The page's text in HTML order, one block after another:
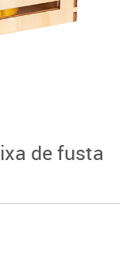
de fusta